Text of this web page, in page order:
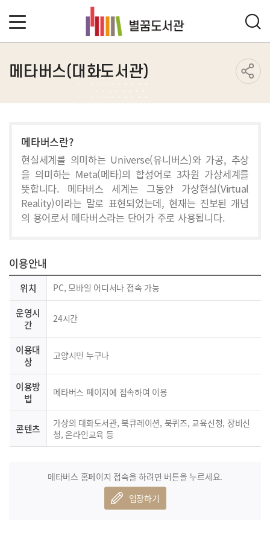
메타버스(대화도서관)
메타버스란?
현실세계를 의미하는 Universe(유니버스)와 가공, 추상
을 의미하는 Meta(메타)의 합성어로 3차원 가상세계를
뜻합니다. 메타버스 세계는 그동안 가상현실(Virtual
Reality)이라는 말로 표현되었는데, 현재는 진보된 개념
의 용어로서 메타버스라는 단어가 주로 사용됩니다.
이용안내
위치 PC, 모바일 어디서나 접속 가능
운영시
간
24시간
이용대
상
고양시민 누구나
이용방
법
메타버스 페이지에 접속하여 이용
콘텐츠
가상의 대화도서관, 북큐레이션, 북퀴즈, 교육신청, 장비신
청, 온라인교육 등
메타버스 홈페이지 접속을 하려면 버튼을 누르세요.
입장하기